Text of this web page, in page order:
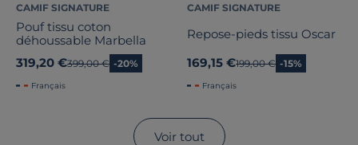
CAMIF SIGNATURE
Pouf tissu coton
déhoussable Marbella
319,20 €Ancien prix
399,00 € -20%
Français
CAMIF SIGNATURE
Repose-pieds tissu Oscar
169,15 €Ancien prix
199,00 € -15%
Français
Voir tout